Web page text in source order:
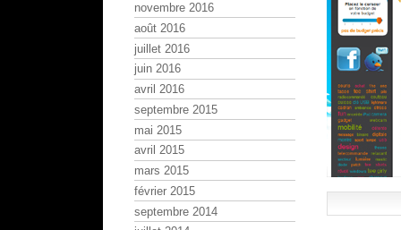
novembre 2016
août 2016
juillet 2016
juin 2016
avril 2016
septembre 2015
mai 2015
avril 2015
mars 2015
février 2015
septembre 2014